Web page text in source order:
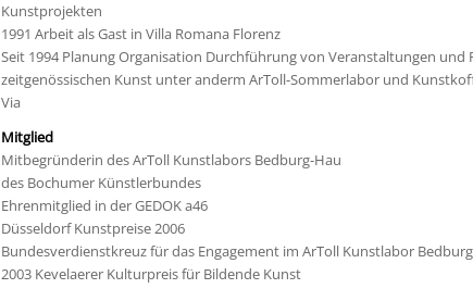
Kunstprojekten
1991 Arbeit als Gast in Villa Romana Florenz
Seit 1994 Planung Organisation Durchführung von Veranstaltungen und
zeitgenössischen Kunst unter anderm ArToll-Sommerlabor und
Via
Mitglied
Mitbegründerin des ArToll Kunstlabors Bedburg-Hau
des Bochumer Künstlerbundes
Ehrenmitglied in der GEDOK a46
Düsseldorf Kunstpreise 2006
Bundesverdienstkreuz für das Engagement im ArToll Kunstlabor
2003 Kevelaerer Kulturpreis für Bildende Kunst